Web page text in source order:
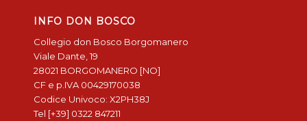
INFO DON BOSCO
Collegio don Bosco Borgomanero
Viale Dante, 19
28021 BORGOMANERO [NO]
CF e p.IVA 00429170038
Codice Univoco: X2PH38J
Tel [+39] 0322 847211